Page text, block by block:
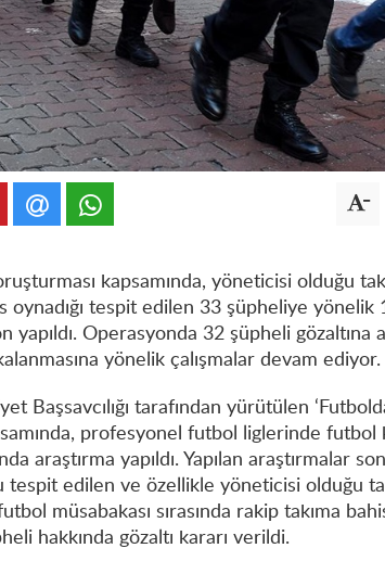
kapsamında, yöneticisi olduğu
oynadığı tespit edilen 33 şüpheliye yönelik
yapıldı. Operasyonda 32 şüpheli gözaltına
yönelik çalışmalar devam ediyor.
Başsavcılığı tarafından yürütülen
profesyonel futbol liglerinde futbol
araştırma yapıldı. Yapılan araştırmalar
tespit edilen ve özellikle yöneticisi olduğu
müsabakası sırasında rakip takıma
hakkında gözaltı kararı verildi.